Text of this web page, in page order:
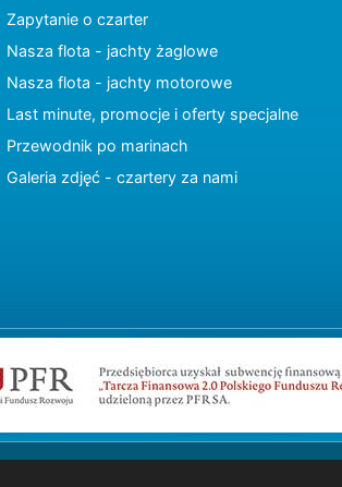
Zapytanie o czarter
Nasza flota - jachty żaglowe
Nasza flota - jachty motorowe
Last minute, promocje i oferty specjalne
Przewodnik po marinach
Galeria zdjęć - czartery za nami